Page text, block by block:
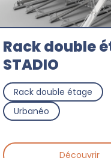
Rack double
STADIO
Rack double étage
Urbanéo
Découvrir